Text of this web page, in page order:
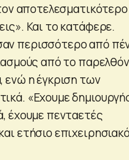
αποτελεσματικότερο
Και το κατάφερε.
περισσότερο από
από το παρελθόν
ενώ η έγκριση των
«Εχουμε
έχουμε πενταετές
ετήσιο